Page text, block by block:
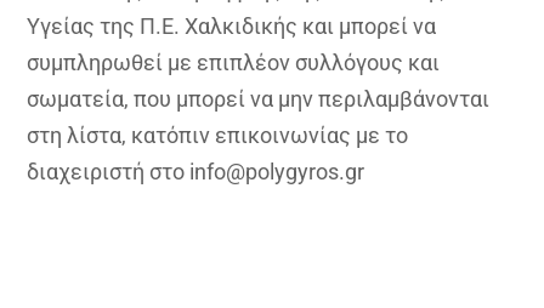
Υγείας της Π.Ε. Χαλκιδικής και μπορεί να
συμπληρωθεί με επιπλέον συλλόγους και
σωματεία, που μπορεί να μην περιλαμβάνονται
στη λίστα, κατόπιν επικοινωνίας με το
διαχειριστή στο info@polygyros.gr